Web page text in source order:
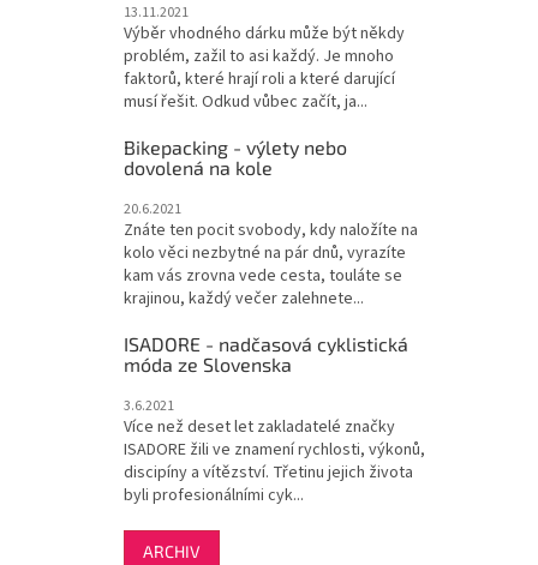
13.11.2021
Výběr vhodného dárku může být někdy
problém, zažil to asi každý. Je mnoho
faktorů, které hrají roli a které darující
musí řešit. Odkud vůbec začít, ja...
Bikepacking - výlety nebo
dovolená na kole
20.6.2021
Znáte ten pocit svobody, kdy naložíte na
kolo věci nezbytné na pár dnů, vyrazíte
kam vás zrovna vede cesta, touláte se
krajinou, každý večer zalehnete...
ISADORE - nadčasová cyklistická
móda ze Slovenska
3.6.2021
Více než deset let zakladatelé značky
ISADORE žili ve znamení rychlosti, výkonů,
discipíny a vítězství. Třetinu jejich života
byli profesionálními cyk...
ARCHIV